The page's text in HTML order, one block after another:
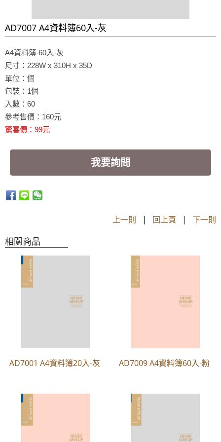
AD7007 A4資料簿60入-灰
A4資料簿-60入-灰
尺寸：228W x 310H x 35D
單位：個
包裝：1個
入數：60
參考售價：160元
驚喜價：99元
我要詢問
上一則 | 回上頁 | 下一則
相關商品
AD7001 A4資料簿20入-灰 AD7009 A4資料簿60入-粉